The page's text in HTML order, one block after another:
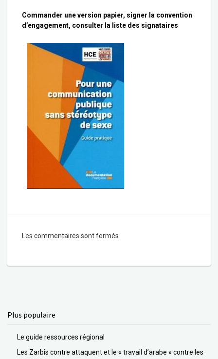
Commander une version papier, signer la convention
d’engagement, consulter la liste des signataires
Les commentaires sont fermés
Plus populaire
Le guide ressources régional
Les Zarbis contre attaquent et le « travail d’arabe » contre les